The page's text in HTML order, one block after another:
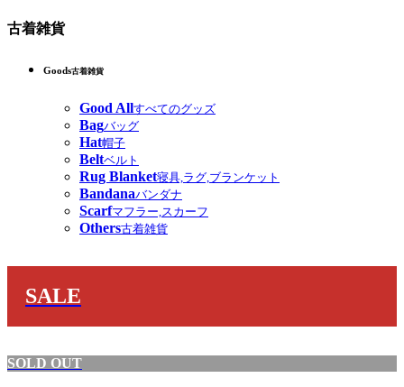
古着雑貨
Goods古着雑貨
Good Allすべてのグッズ
Bagバッグ
Hat帽子
Beltベルト
Rug Blanket寝具,ラグ,ブランケット
Bandanaバンダナ
Scarfマフラー,スカーフ
Others古着雑貨
SALE
SOLD OUT